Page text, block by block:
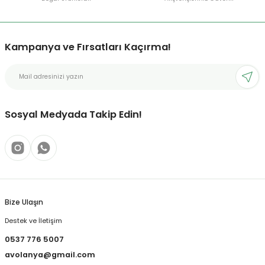
Kampanya ve Fırsatları Kaçırma!
Sosyal Medyada Takip Edin!
Bize Ulaşın
Destek ve İletişim
0537 776 5007
avolanya@gmail.com